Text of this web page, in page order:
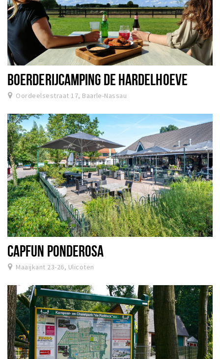
BOERDERIJCAMPING DE HARDELHOEVE
Oordeelsestraat 17, Baarle-Nassau
CAPFUN PONDEROSA
Maaijkant 23-26, Ulicoten